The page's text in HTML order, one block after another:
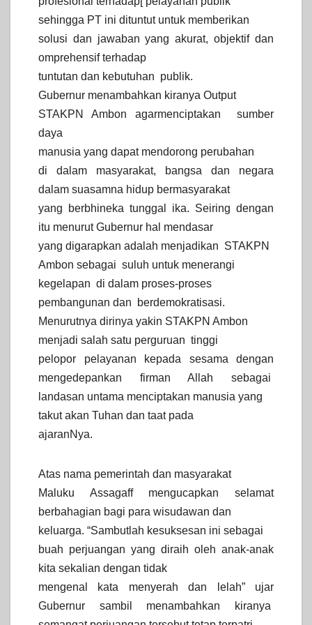
sehingga PT ini dituntut untuk memberikan
solusi dan jawaban yang akurat, objektif dan
omprehensif terhadap
tuntutan dan kebutuhan publik.
Gubernur menambahkan kiranya Output
STAKPN Ambon agarmenciptakan sumber
daya
manusia yang dapat mendorong perubahan
di dalam masyarakat, bangsa dan negara
dalam suasamna hidup bermasyarakat
yang berbhineka tunggal ika. Seiring dengan
itu menurut Gubernur hal mendasar
yang digarapkan adalah menjadikan STAKPN
Ambon sebagai suluh untuk menerangi
kegelapan di dalam proses-proses
pembangunan dan berdemokratisasi.
Menurutnya dirinya yakin STAKPN Ambon
menjadi salah satu perguruan tinggi
pelopor pelayanan kepada sesama dengan
mengedepankan firman Allah sebagai
landasan untama menciptakan manusia yang
takut akan Tuhan dan taat pada
ajaranNya.
Atas nama pemerintah dan masyarakat
Maluku Assagaff mengucapkan selamat
berbahagian bagi para wisudawan dan
keluarga. “Sambutlah kesuksesan ini sebagai
buah perjuangan yang diraih oleh anak-anak
kita sekalian dengan tidak
mengenal kata menyerah dan lelah” ujar
Gubernur sambil menambahkan kiranya